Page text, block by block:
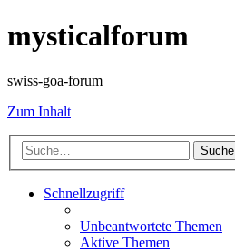
mysticalforum
swiss-goa-forum
Zum Inhalt
Suche
Schnellzugriff
Unbeantwortete Themen
Aktive Themen